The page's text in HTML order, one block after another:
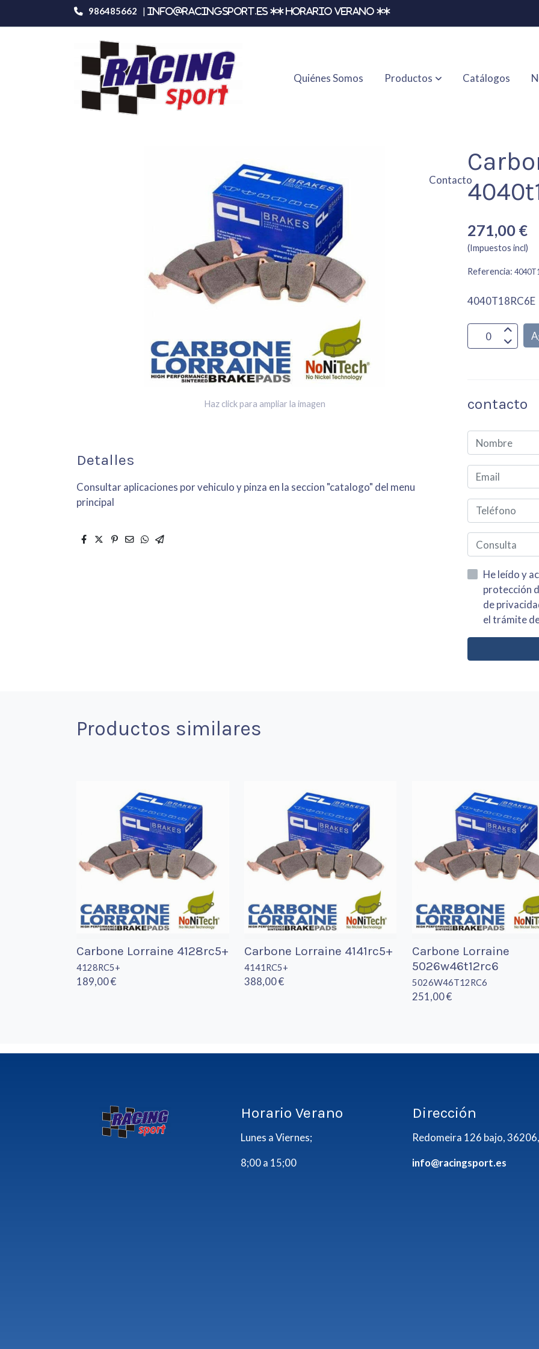
986485662 | info@racingsport.es ** HORARIO VERANO **
Quiénes Somos Productos Catálogos
Contacto
Productos Carbone Lorraine 4040t18rc6e
Haz click para ampliar la imagen
Detalles
Consultar aplicaciones por vehiculo y pinza en la seccion "catalogo" del menu
principal
271,00 €
(Impuestos incl)
Referencia:
4040T18RC6E
contacto
He leído y acepto la
protección de datos asi como el
de privacidad y acepto el tratamiento de mis
el trámite
Productos similares
Carbone Lorraine 4128rc5+
4128RC5+
189,00 €
Carbone Lorraine 4141rc5+
4141RC5+
388,00 €
Carbone Lorraine
5026w46t12rc6
5026W46T12RC6
251,00 €
Horario Verano
Lunes a Viernes;
8;00 a 15;00
Dirección
Redomeira 126 bajo,
info@racingsport.es